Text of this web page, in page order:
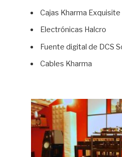
Cajas Kharma
Electrónicas Halcro
Fuente digital de DCS
Cables Kharma